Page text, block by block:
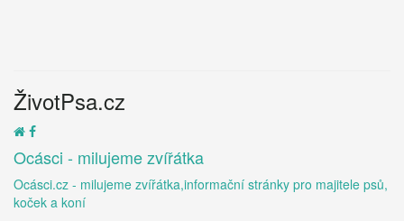
ŽivotPsa.cz
Ocásci - milujeme zvířátka
Ocásci.cz - milujeme zvířátka,informační stránky pro majitele psů,
koček a koní